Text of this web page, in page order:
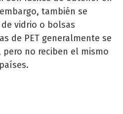
también se
vidrio o bolsas
de PET generalmente se
no reciben el mismo